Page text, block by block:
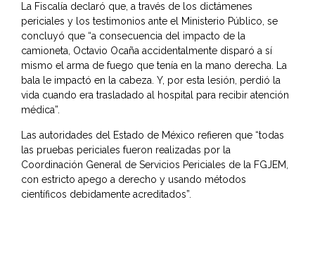
La Fiscalía declaró que, a través de los dictámenes
periciales y los testimonios ante el Ministerio Público, se
concluyó que “a consecuencia del impacto de la
camioneta, Octavio Ocaña accidentalmente disparó a sí
mismo el arma de fuego que tenía en la mano derecha. La
bala le impactó en la cabeza. Y, por esta lesión, perdió la
vida cuando era trasladado al hospital para recibir atención
médica”.
Las autoridades del Estado de México refieren que “todas
las pruebas periciales fueron realizadas por la
Coordinación General de Servicios Periciales de la FGJEM,
con estricto apego a derecho y usando métodos
científicos debidamente acreditados”.